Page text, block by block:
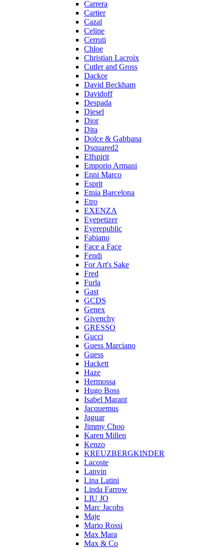
Carrera
Cartier
Cazal
Celine
Cerruti
Chloe
Christian Lacroix
Cutler and Gross
Dackor
David Beckham
Davidoff
Despada
Diesel
Dior
Dita
Dolce & Gabbana
Dsquared2
Elfspirit
Emporio Armani
Enni Marco
Esprit
Etnia Barcelona
Etro
EXENZA
Eyepetizer
Eyerepublic
Fabiano
Face a Face
Fendi
For Art's Sake
Fred
Furla
Gast
GCDS
Genex
Givenchy
GRESSO
Gucci
Guess Marciano
Guess
Hackett
Haze
Hermossa
Hugo Boss
Isabel Marant
Jacquemus
Jaguar
Jimmy Choo
Karen Millen
Kenzo
KREUZBERGKINDER
Lacoste
Lanvin
Lina Latini
Linda Farrow
LIU JO
Marc Jacobs
Maje
Mario Rossi
Max Mara
Max & Co